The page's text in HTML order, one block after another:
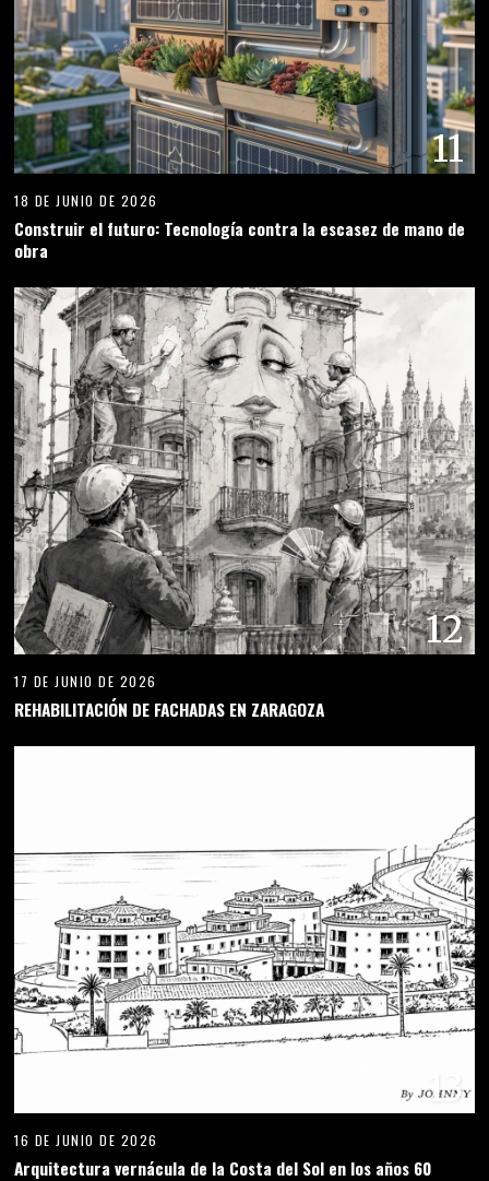
11
18 DE JUNIO DE 2026
Construir el futuro: Tecnología contra la escasez de mano de
obra
12
17 DE JUNIO DE 2026
REHABILITACIÓN DE FACHADAS EN ZARAGOZA
13
16 DE JUNIO DE 2026
Arquitectura vernácula de la Costa del Sol en los años 60